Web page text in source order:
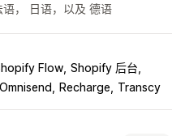
， 日语，以及 德语
Flow Shopify 后台
Omnisend Recharge Transcy